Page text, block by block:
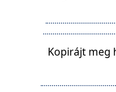
Kopirájt meg